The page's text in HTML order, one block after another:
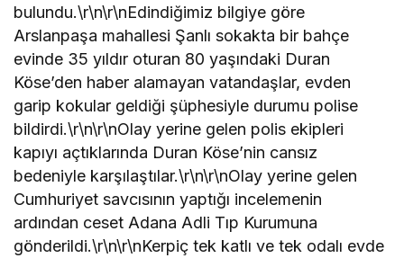
bulundu.\r\n\r\nEdindiğimiz bilgiye göre
Arslanpaşa mahallesi Şanlı sokakta bir bahçe
evinde 35 yıldır oturan 80 yaşındaki Duran
Köse’den haber alamayan vatandaşlar, evden
garip kokular geldiği şüphesiyle durumu polise
bildirdi.\r\n\r\nOlay yerine gelen polis ekipleri
kapıyı açtıklarında Duran Köse’nin cansız
bedeniyle karşılaştılar.\r\n\r\nOlay yerine gelen
Cumhuriyet savcısının yaptığı incelemenin
ardından ceset Adana Adli Tıp Kurumuna
gönderildi.\r\n\r\nKerpiç tek katlı ve tek odalı evde